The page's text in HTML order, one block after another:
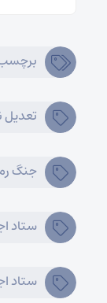
تعدیل
جنگ
ستاد
ستاد